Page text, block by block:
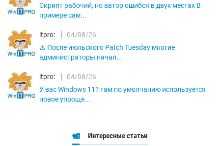
Скрипт рабочий, но автор ошибся в двух местах В
примере сам...
itpro:
04/08/26
⚠️ После июльского Patch Tuesday многие
администраторы начал...
itpro:
04/08/26
У вас Windows 11? там по умолчанию используется
новое упроще...
Интересные статьи